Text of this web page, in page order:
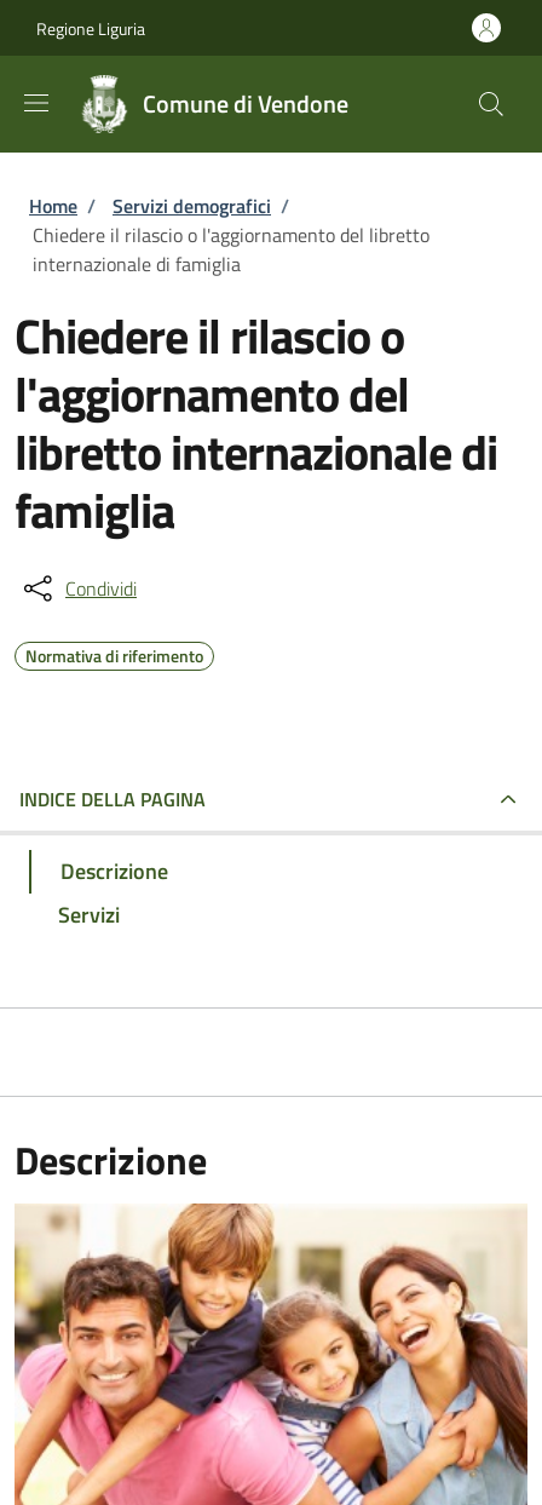
Regione Liguria
Comune di Vendone
Briciole di pane
Home / Servizi demografici /
Chiedere il rilascio o l'aggiornamento del libretto
internazionale di famiglia
Chiedere il rilascio o
l'aggiornamento del
libretto internazionale di
famiglia
Condividi
Normativa di riferimento
INDICE DELLA PAGINA
Descrizione
Servizi
Descrizione